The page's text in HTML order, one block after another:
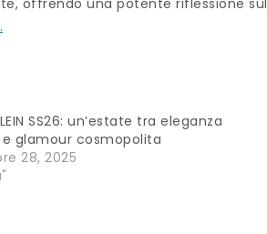
offrendo una potente riflessione sul
.
SS26: un’estate tra eleganza
glamour cosmopolita
28, 2025